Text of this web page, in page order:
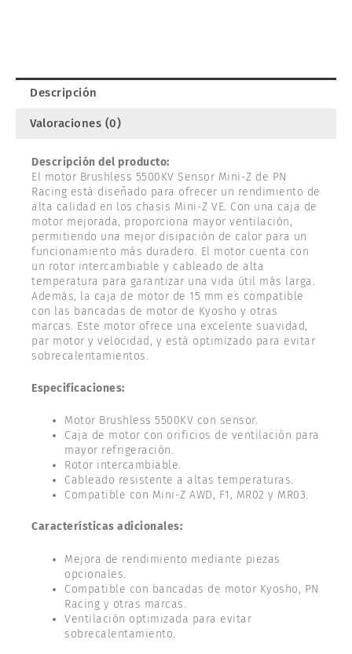
Descripción
Valoraciones (0)
Descripción del producto:
El motor Brushless 5500KV Sensor Mini-Z de PN
Racing está diseñado para ofrecer un rendimiento de
alta calidad en los chasis Mini-Z VE. Con una caja de
motor mejorada, proporciona mayor ventilación,
permitiendo una mejor disipación de calor para un
funcionamiento más duradero. El motor cuenta con
un rotor intercambiable y cableado de alta
temperatura para garantizar una vida útil más larga.
Además, la caja de motor de 15 mm es compatible
con las bancadas de motor de Kyosho y otras
marcas. Este motor ofrece una excelente suavidad,
par motor y velocidad, y está optimizado para evitar
sobrecalentamientos.
Especificaciones:
Motor Brushless 5500KV con sensor.
Caja de motor con orificios de ventilación para
mayor refrigeración.
Rotor intercambiable.
Cableado resistente a altas temperaturas.
Compatible con Mini-Z AWD, F1, MR02 y MR03.
Características adicionales:
Mejora de rendimiento mediante piezas
opcionales.
Compatible con bancadas de motor Kyosho, PN
Racing y otras marcas.
Ventilación optimizada para evitar
sobrecalentamiento.